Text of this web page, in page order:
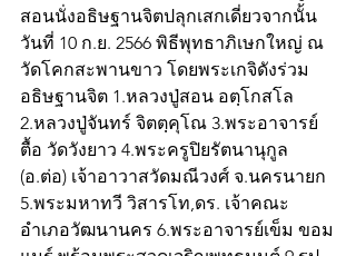
สอนนั่งอธิษฐานจิตปลุกเสกเดี่ยวจากนั้น
วันที่ 10 ก.ย. 2566 พิธีพุทธาภิเษกใหญ่ ณ
วัดโคกสะพานขาว โดยพระเกจิดังร่วม
อธิษฐานจิต 1.หลวงปู่สอน อตฺโกสโล
2.หลวงปู่จันทร์ จิตตฺคุโณ 3.พระอาจารย์
ตื้อ วัดวังยาว 4.พระครูปิยรัตนานุกูล
(อ.ต่อ) เจ้าอาวาสวัดมณีวงศ์ จ.นครนายก
5.พระมหาทวี วิสารโท,ดร. เจ้าคณะ
อำเภอวัฒนานคร 6.พระอาจารย์เข็ม ขอม